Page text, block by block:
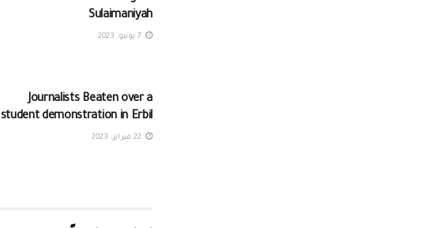
Sulaimaniyah
Journalists Beaten over a
student demonstration in Erbil